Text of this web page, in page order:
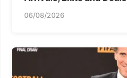
06/08/2026